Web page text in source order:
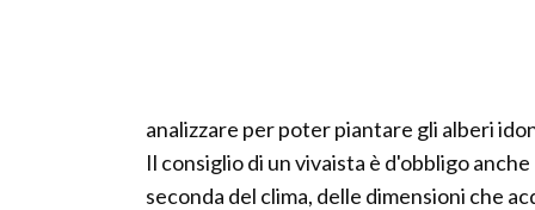
analizzare per poter piantare gli alberi
Il consiglio di un vivaista è d'obbligo
seconda del clima, delle dimensioni che